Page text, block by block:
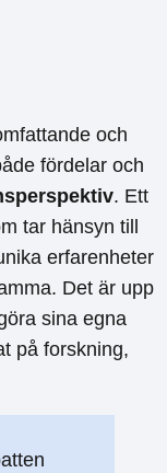
och
fördelar och
. Ett
tar hänsyn till
erfarenheter
Det är upp
sina egna
på forskning,